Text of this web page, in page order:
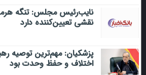
نایب‌رئیس مجلس: تنگه
نقشی تعیین‌کننده دارد
پزشکیان: مهم‌ترین توصیه رهبر
اختلاف و حفظ وحدت بود